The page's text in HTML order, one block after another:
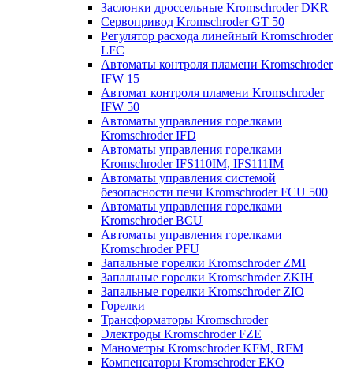
Заслонки дроссельные Kromschroder DKR
Cервопривод Kromschroder GT 50
Регулятор расхода линейный Kromschroder
LFC
Автоматы контроля пламени Kromschroder
IFW 15
Автомат контроля пламени Kromschroder
IFW 50
Автоматы управления горелками
Kromschroder IFD
Автоматы управления горелками
Kromschroder IFS110IM, IFS111IM
Автоматы управления системой
безопасности печи Kromschroder FCU 500
Автоматы управления горелками
Kromschroder BCU
Автоматы управления горелками
Kromschroder PFU
Запальные горелки Kromschroder ZМI
Запальные горелки Kromschroder ZKIH
Запальные горелки Kromschroder ZIO
Горелки
Трансформаторы Kromschroder
Электроды Kromschroder FZE
Манометры Kromschroder KFM, RFM
Компенсаторы Kromschroder ЕКО